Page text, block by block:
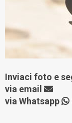
Inviaci foto e
via email
via Whatsapp